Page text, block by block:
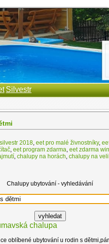
Silvestr
silvestr 2018, eet pro malé živnostníky,
, eet program zdarma, eet zdarma
, chalupy na horách, chalupy na
Chalupy ubytování - vyhledávání
chalupa
oblíbené ubytování u rodin s